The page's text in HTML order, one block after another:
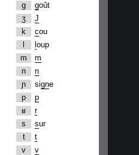
g
goût
ʒ
J
k
cou
oup
m
m
n
n
ɲ
signe
p
p
ʁ
r
s
sur
t
t
v
v